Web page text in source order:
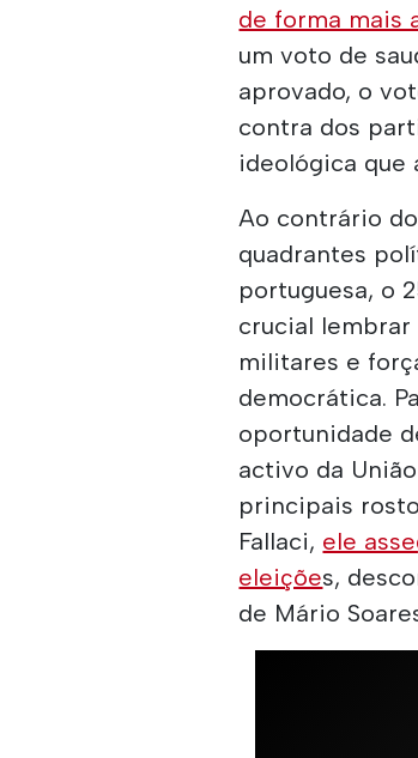
de forma mais
um voto de
aprovado, o
contra dos
ideológica que
Ao contrário
quadrantes
portuguesa, o
crucial lembrar
militares e
democrática.
oportunidade
activo da
principais
Fallaci, ele
eleições,
de Mário